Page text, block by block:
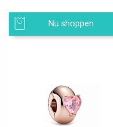
Nu shoppen